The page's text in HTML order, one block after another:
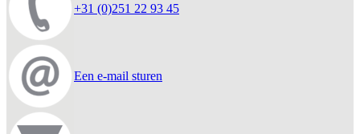
+31 (0)251 22 93 45
Een e-mail sturen